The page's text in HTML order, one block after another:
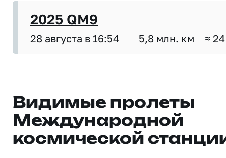
2025 QM9
28 августа в 16:54 5,8 млн. км ≈
Видимые пролеты
Международной
космической